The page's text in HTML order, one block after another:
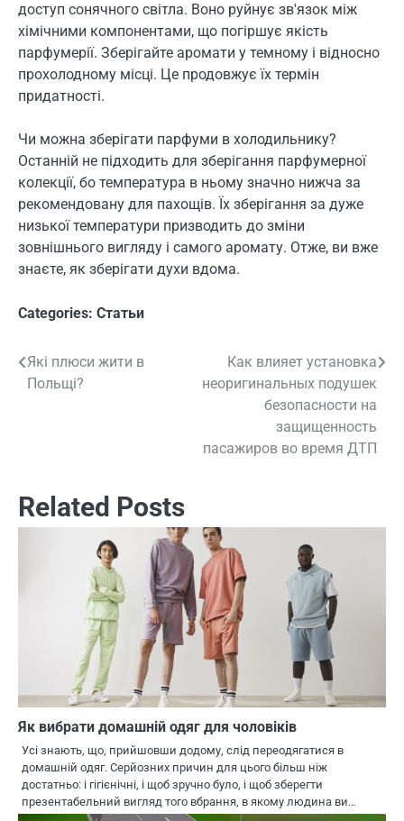
доступ сонячного світла. Воно руйнує зв'язок між
хімічними компонентами, що погіршує якість
парфумерії. Зберігайте аромати у темному і відносно
прохолодному місці. Це продовжує їх термін
придатності.
Чи можна зберігати парфуми в холодильнику?
Останній не підходить для зберігання парфумерної
колекції, бо температура в ньому значно нижча за
рекомендовану для пахощів. Їх зберігання за дуже
низької температури призводить до зміни
зовнішнього вигляду і самого аромату. Отже, ви вже
знаєте, як зберігати духи вдома.
Categories: Статьи
Навигация
Які плюси жити в
Польщі?
Как влияет установка
неоригинальных подушек
безопасности на
защищенность
пасажиров во время ДТП
Related Posts
Як вибрати домашній одяг для чоловіків
Усі знають, що, прийшовши додому, слід переодягатися в
домашній одяг. Серйозних причин для цього більш ніж
достатньо: і гігієнічні, і щоб зручно було, і щоб зберегти
презентабельний вигляд того вбрання, в якому людина ви…